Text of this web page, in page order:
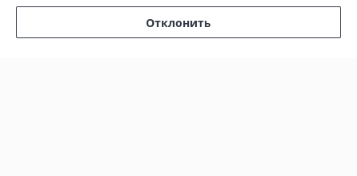
Политика обработки cookies
Отклонить